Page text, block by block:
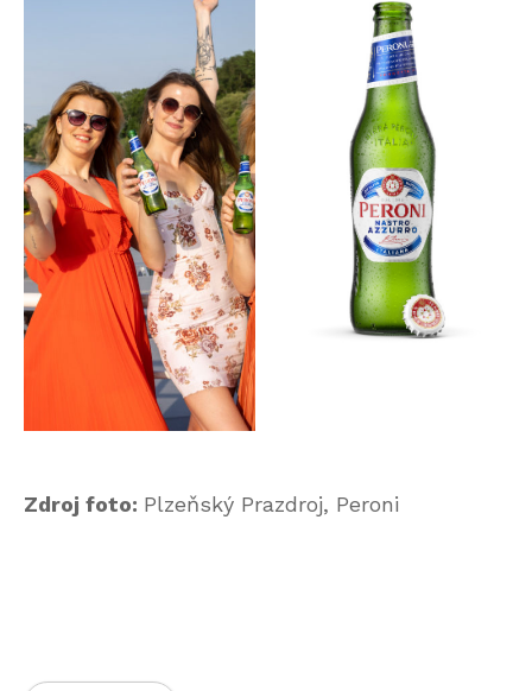
Zdroj foto: Plzeňský Prazdroj, Peroni